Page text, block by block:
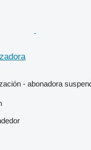
- abonadora